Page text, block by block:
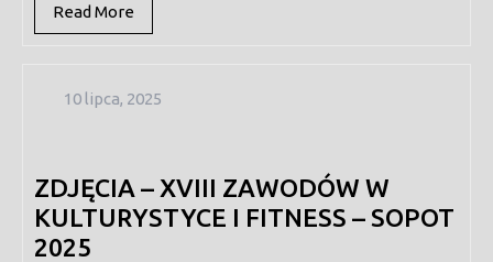
Read More
More
10 lipca, 202510
ZDJĘCIA – XVIII ZAWODÓW W
KULTURYSTYCE I FITNESS – SOPOT
2025